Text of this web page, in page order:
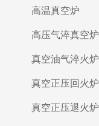
高温真空炉
高压气淬真空炉
真空油气淬火炉
真空正压回火炉
真空正压退火炉